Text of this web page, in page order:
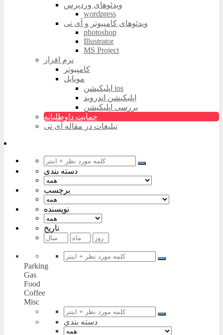
ویدئوهای وردپرس
wordpress
ویدئوهای کامپیوتر و آی تی
photoshop
Illustrator
MS Project
نرم افزار
کامپیوتر
موبایل
اپلیکیشن ios
اپلیکیشن اندروید
بررسی اپلیکیشن
حمایت داوطلبانه
تبلیغات در مقاله آی تی
دسته بندی
برچسب
نویسنده
تاریخ
Parking
Gas
Food
Coffee
Misc
دسته بندی